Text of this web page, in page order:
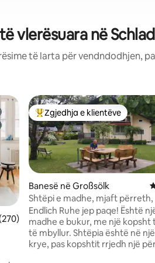
vlerësuara në
të larta për vendndodhjen,
mesatar 4,91 nga 5, 270 vlerësime
Më të mirat e zgjedhjeve të
Zgjedhja e klientëve
Banesë në Großsölk
Shtëpi e madhe, mjaft përreth,
bukur
Endlich Ruhe jep paqe! Është
madhe e bukur, me një kopsht
të mbyllur. Shtëpia është në
krye, pas kopshtit rrjedh një